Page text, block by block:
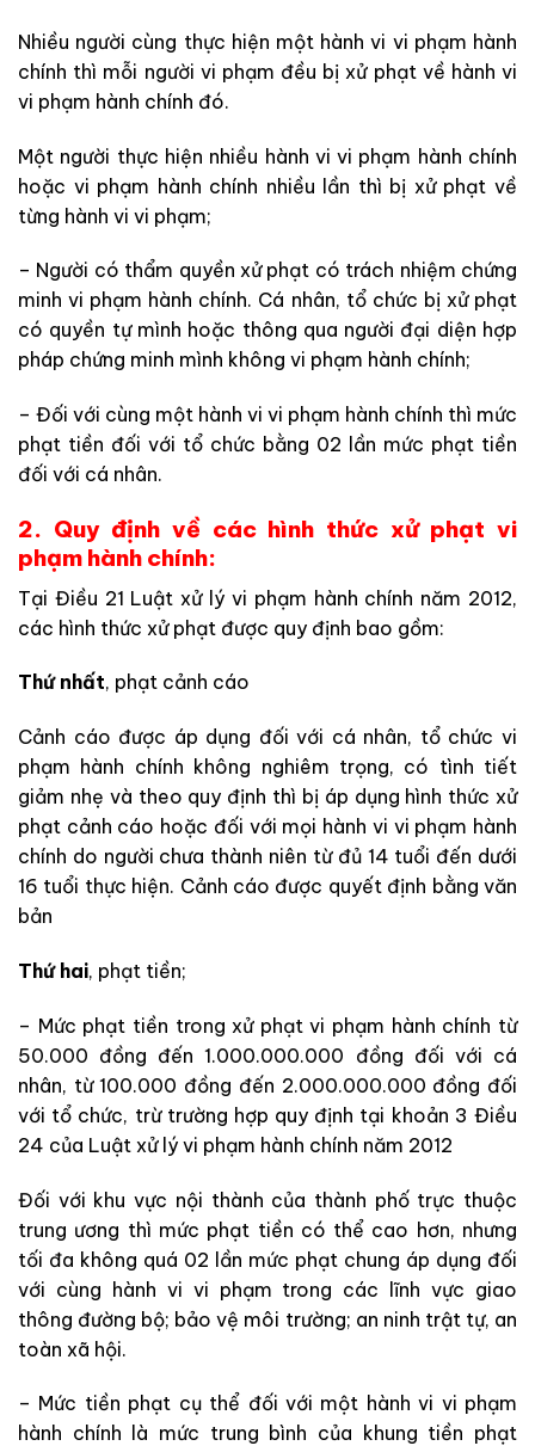
Nhiều người cùng thực hiện một hành vi vi phạm hành
chính thì mỗi người vi phạm đều bị xử phạt về hành vi
vi phạm hành chính đó.
Một người thực hiện nhiều hành vi vi phạm hành chính
hoặc vi phạm hành chính nhiều lần thì bị xử phạt về
từng hành vi vi phạm;
– Người có thẩm quyền xử phạt có trách nhiệm chứng
minh vi phạm hành chính. Cá nhân, tổ chức bị xử phạt
có quyền tự mình hoặc thông qua người đại diện hợp
pháp chứng minh mình không vi phạm hành chính;
– Đối với cùng một hành vi vi phạm hành chính thì mức
phạt tiền đối với tổ chức bằng 02 lần mức phạt tiền
đối với cá nhân.
2. Quy định về các hình thức xử phạt vi
phạm hành chính:
Tại Điều 21 Luật xử lý vi phạm hành chính năm 2012,
các hình thức xử phạt được quy định bao gồm:
Thứ nhất, phạt cảnh cáo
Cảnh cáo được áp dụng đối với cá nhân, tổ chức vi
phạm hành chính không nghiêm trọng, có tình tiết
giảm nhẹ và theo quy định thì bị áp dụng hình thức xử
phạt cảnh cáo hoặc đối với mọi hành vi vi phạm hành
chính do người chưa thành niên từ đủ 14 tuổi đến dưới
16 tuổi thực hiện. Cảnh cáo được quyết định bằng văn
bản
Thứ hai, phạt tiền;
– Mức phạt tiền trong xử phạt vi phạm hành chính từ
50.000 đồng đến 1.000.000.000 đồng đối với cá
nhân, từ 100.000 đồng đến 2.000.000.000 đồng đối
với tổ chức, trừ trường hợp quy định tại khoản 3 Điều
24 của Luật xử lý vi phạm hành chính năm 2012
Đối với khu vực nội thành của thành phố trực thuộc
trung ương thì mức phạt tiền có thể cao hơn, nhưng
tối đa không quá 02 lần mức phạt chung áp dụng đối
với cùng hành vi vi phạm trong các lĩnh vực giao
thông đường bộ; bảo vệ môi trường; an ninh trật tự, an
toàn xã hội.
– Mức tiền phạt cụ thể đối với một hành vi vi phạm
hành chính là mức trung bình của khung tiền phạt